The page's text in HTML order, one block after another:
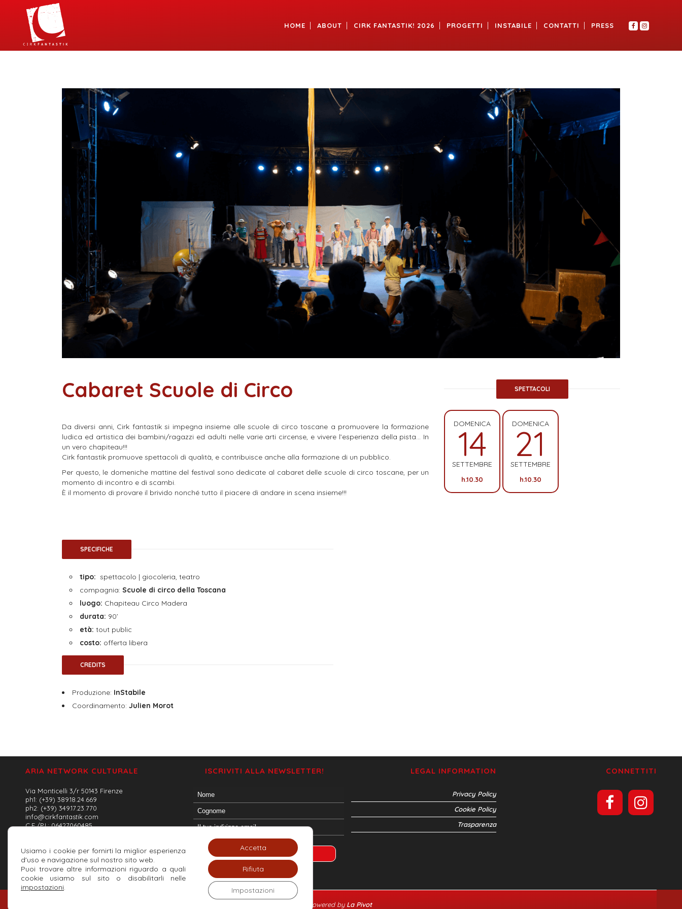
HOME ABOUT CIRK FANTASTIK! 2026 PROGETTI INSTABILE CONTATTI PRESS
Cabaret Scuole di Circo
Da diversi anni, Cirk fantastik si impegna insieme alle scuole di circo toscane a promuovere la formazione
ludica ed artistica dei bambini/ragazzi ed adulti nelle varie arti circense, e vivere l’esperienza della pista… In
un vero chapiteau!!!
Cirk fantastik promuove spettacoli di qualità, e contribuisce anche alla formazione di un pubblico.
Per questo, le domeniche mattine del festival sono dedicate al cabaret delle scuole di circo toscane, per un
momento di incontro e di scambi.
È il momento di provare il brivido nonché tutto il piacere di andare in scena insieme!!!
SPETTACOLI
DOMENICA
14
SETTEMBRE
h.10.30
DOMENICA
21
SETTEMBRE
h.10.30
SPECIFICHE
tipo: spettacolo | giocoleria, teatro
compagnia: Scuole di circo della Toscana
luogo: Chapiteau Circo Madera
durata: 90’
età: tout public
costo: offerta libera
CREDITS
Produzione: InStabile
Coordinamento: Julien Morot
ARIA NETWORK CULTURALE
Via Monticelli 3/r 50143 Firenze
ph1: (+39) 389.18.24.669
ph2: (+39) 349.17.23.770
info@cirkfantastik.com
C.F./P.I.: 06427060485
ISCRIVITI ALLA NEWSLETTER! LEGAL INFORMATION
Privacy Policy
Cookie Policy
Trasparenza
CONNETTITI
powered by La Pivot
Usiamo i cookie per fornirti la miglior esperienza
d'uso e navigazione sul nostro sito web.
Puoi trovare altre informazioni riguardo a quali
cookie usiamo sul sito o disabilitarli nelle
impostazioni.
Accetta
Rifiuta
Impostazioni